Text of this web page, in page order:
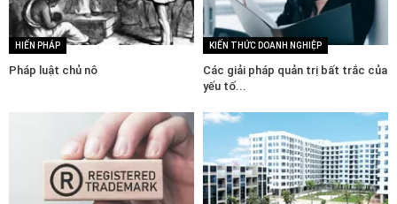
HIẾN PHÁP
Pháp luật chủ nô
KIẾN THỨC DOANH NGHIỆP
Các giải pháp quản trị bất trắc của
yếu tố...